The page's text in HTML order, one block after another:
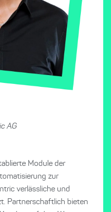
AG
Module der
zur
verlässliche und
Partnerschaftlich bieten